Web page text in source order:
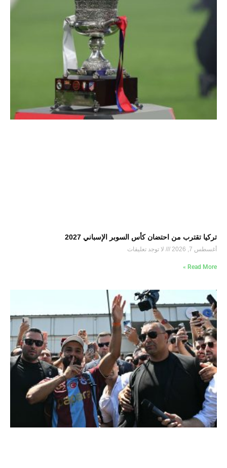
تركيا تقترب من احتضان كأس السوبر الإسباني 2027
أغسطس 7, 2026 لا توجد تعليقات
Read More »